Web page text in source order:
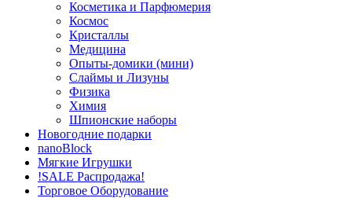
Косметика и Парфюмерия
Космос
Кристаллы
Медицина
Опыты-домики (мини)
Слаймы и Лизуны
Физика
Химия
Шпионские наборы
Новогодние подарки
nanoBlock
Мягкие Игрушки
!SALE Распродажа!
Торговое Оборудование